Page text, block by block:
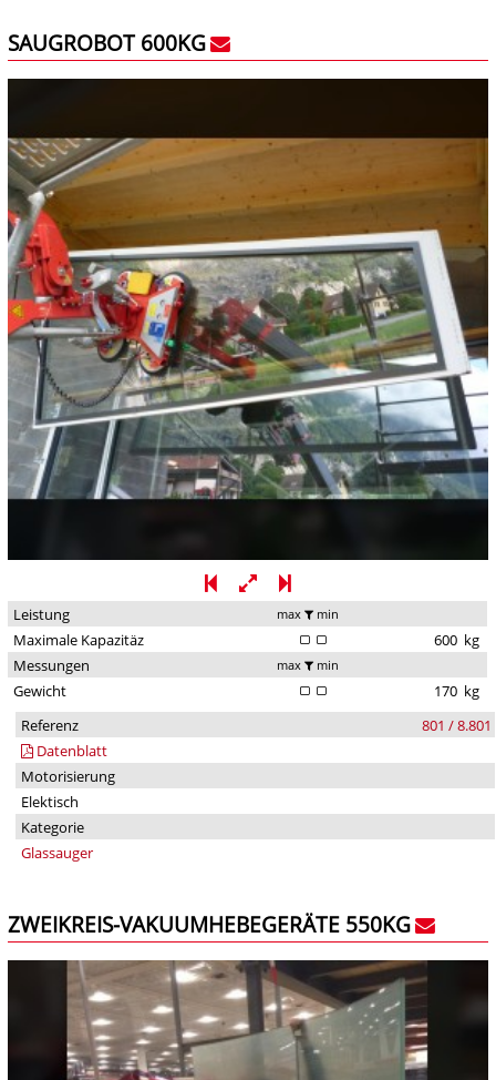
SAUGROBOT 600KG
Leistung max min
Maximale Kapazitäz 600 kg
Messungen
max min
Gewicht 170 kg
Referenz
801 / 8.801
Datenblatt
Motorisierung
Elektisch
Kategorie
Glassauger
ZWEIKREIS-VAKUUMHEBEGERÄTE 550KG